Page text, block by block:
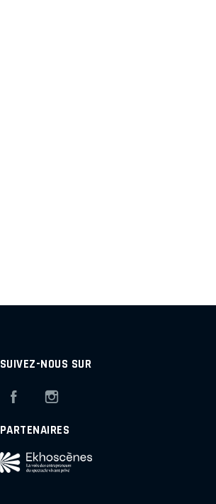
SUIVEZ-NOUS SUR
Facebook
PARTENAIRES